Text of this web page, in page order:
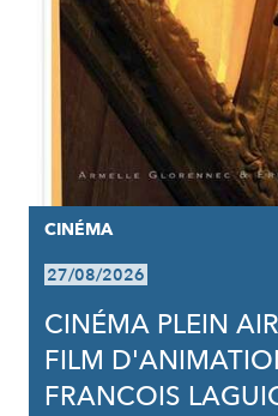
CINÉMA
27/08/2026
CINÉMA PLEIN
FILM
FRANCOIS